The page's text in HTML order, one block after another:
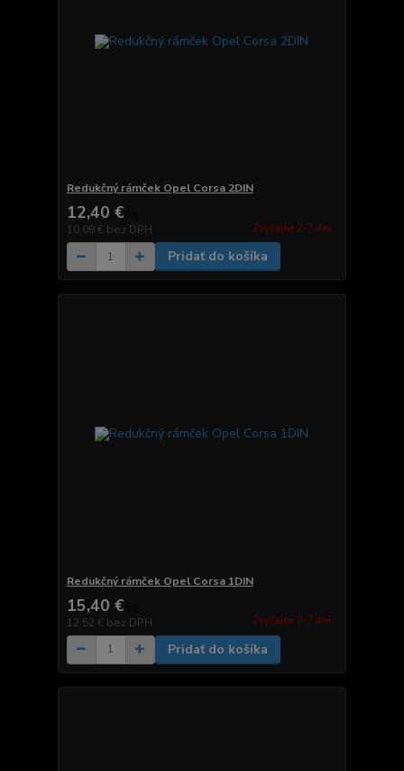
Redukčný rámček Opel Corsa 2DIN
12,40 €
10,08 € bez DPH Zvyčajne 2-7 dni.
Pridať do košíka
Redukčný rámček Opel Corsa 1DIN
15,40 €
12,52 € bez DPH Zvyčajne 2-7 dni.
Pridať do košíka